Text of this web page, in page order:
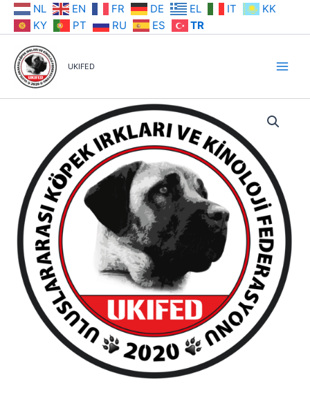
İçeriğe NL EN FR DE EL IT
KK
KY
PT RU ES TR
UKIFED